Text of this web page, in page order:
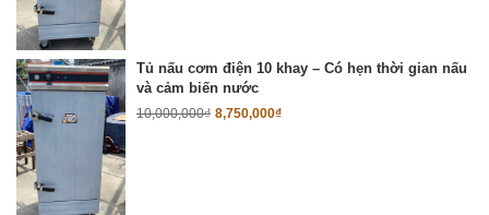
Tủ nấu cơm điện 10 khay – Có hẹn thời gian nấu
và cảm biến nước
10,000,000₫ 8,750,000₫